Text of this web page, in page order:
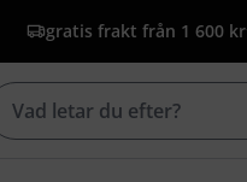
gratis frakt från 1 600 kr